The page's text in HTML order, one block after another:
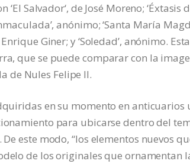
‘El Salvador‘, de José Moreno; ‘Éxtasis
anónimo; ‘Santa María
Enrique Giner; y ‘Soledad’, anónimo.
que se puede comparar con la
de Nules Felipe II.
en su momento en anticuarios
para ubicarse dentro del
este modo, “los elementos nuevos
de los originales que ornamentan